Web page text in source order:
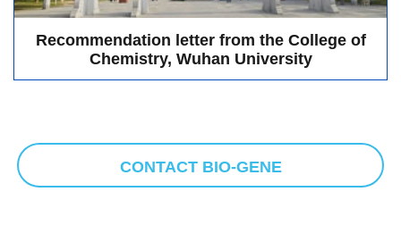
Recommendation letter from the College of
Chemistry, Wuhan University
CONTACT BIO-GENE